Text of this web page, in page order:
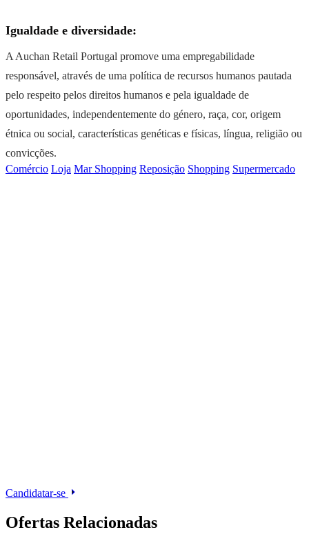
Igualdade e diversidade:
A Auchan Retail Portugal promove uma empregabilidade
responsável, através de uma política de recursos humanos pautada
pelo respeito pelos direitos humanos e pela igualdade de
oportunidades, independentemente do género, raça, cor, origem
étnica ou social, características genéticas e físicas, língua, religião ou
convicções.
Comércio Loja Mar Shopping Reposição Shopping Supermercado
Candidatar-se
Ofertas Relacionadas